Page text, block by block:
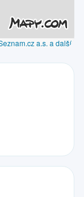
a.s. a další